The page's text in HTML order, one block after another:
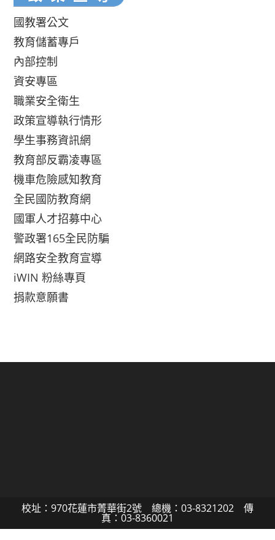
國教署公文
教育儲蓄專戶
內部控制
資安專區
職業安全衛生
政策宣導執行情形
學生事務資訊網
教育部反霸凌專區
機車危險感知教育
全民國防教育網
國軍人才招募中心
警政署165全民防騙
網路安全教育宣導
iWIN 粉絲專頁
捐款意願書
校址：970花蓮市菁華街2號 總機：03-8321202 傳
真：03-8360021